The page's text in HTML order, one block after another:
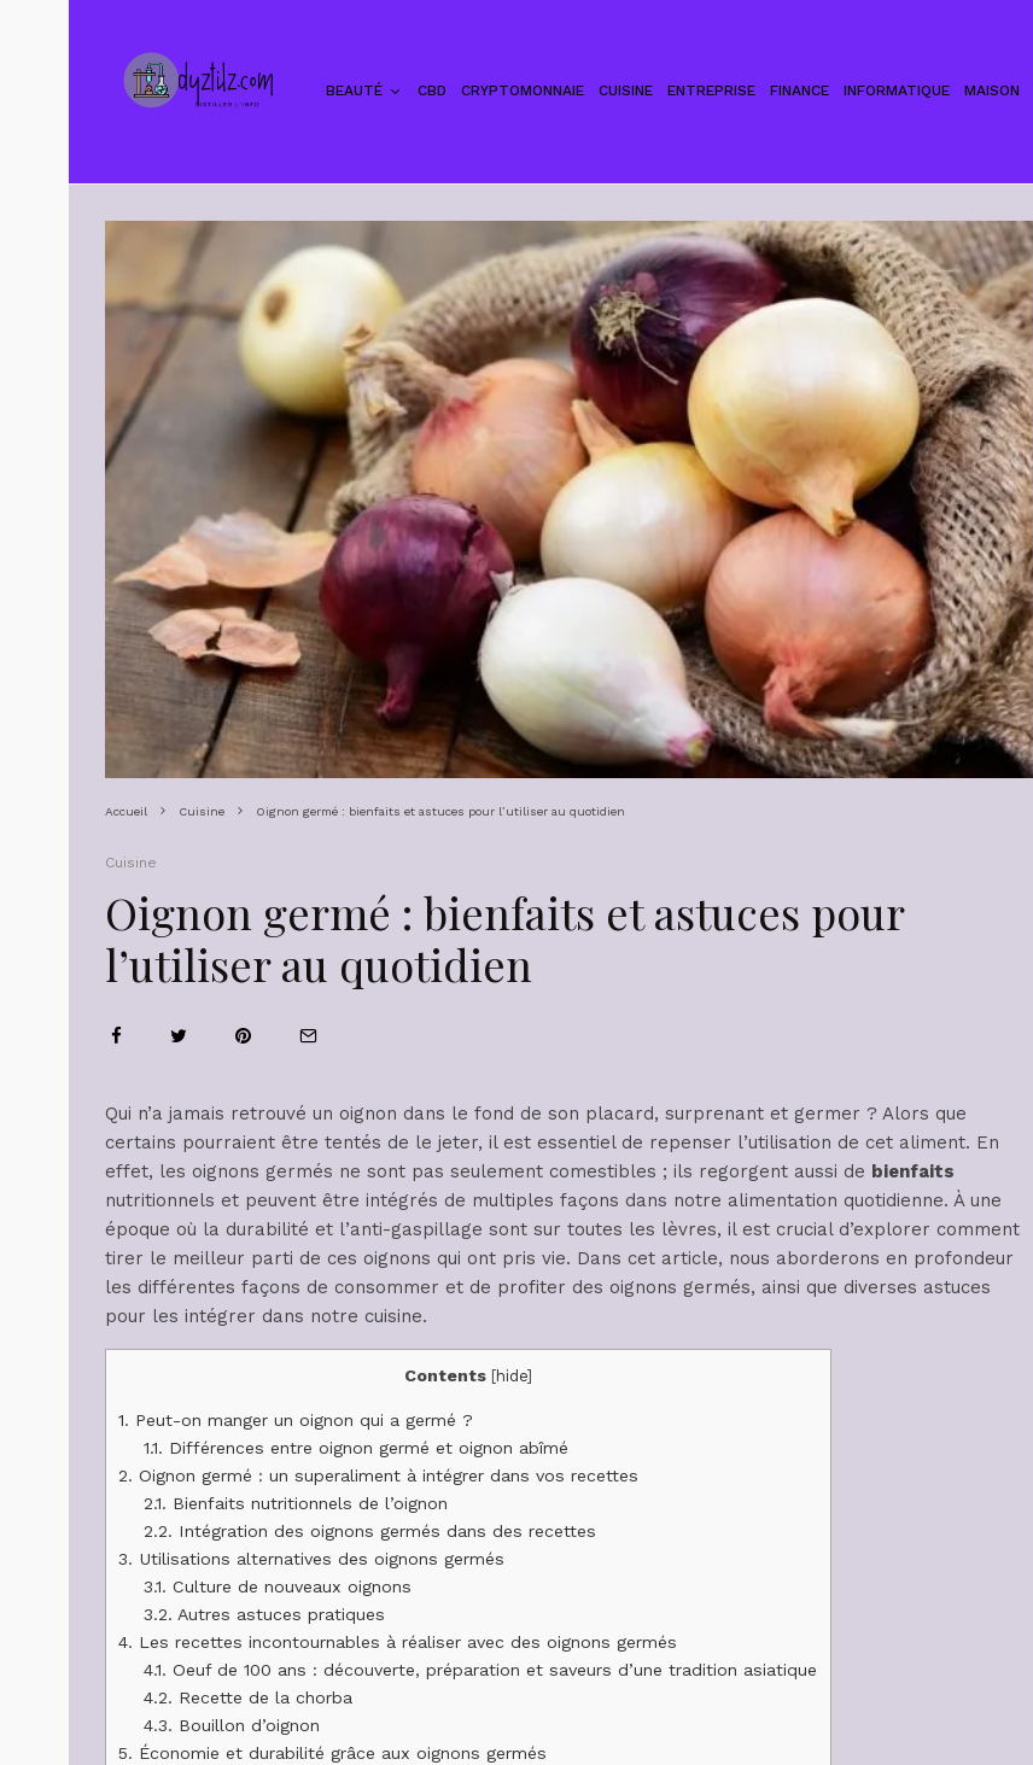
BEAUTÉ CBD CRYPTOMONNAIE CUISINE ENTREPRISE FINANCE INFORMATIQUE MAISON
Accueil Cuisine Oignon germé : bienfaits et astuces pour l’utiliser au quotidien
Cuisine
Oignon germé : bienfaits et astuces pour
l’utiliser au quotidien
Qui n’a jamais retrouvé un oignon dans le fond de son placard, surprenant et germer ? Alors que
certains pourraient être tentés de le jeter, il est essentiel de repenser l’utilisation de cet aliment. En
effet, les oignons germés ne sont pas seulement comestibles ; ils regorgent aussi de bienfaits
nutritionnels et peuvent être intégrés de multiples façons dans notre alimentation quotidienne. À une
époque où la durabilité et l’anti-gaspillage sont sur toutes les lèvres, il est crucial d’explorer comment
tirer le meilleur parti de ces oignons qui ont pris vie. Dans cet article, nous aborderons en profondeur
les différentes façons de consommer et de profiter des oignons germés, ainsi que diverses astuces
pour les intégrer dans notre cuisine.
Contents [hide]
1. Peut-on manger un oignon qui a germé ?
1.1. Différences entre oignon germé et oignon abîmé
2. Oignon germé : un superaliment à intégrer dans vos recettes
2.1. Bienfaits nutritionnels de l’oignon
2.2. Intégration des oignons germés dans des recettes
3. Utilisations alternatives des oignons germés
3.1. Culture de nouveaux oignons
3.2. Autres astuces pratiques
4. Les recettes incontournables à réaliser avec des oignons germés
4.1. Oeuf de 100 ans : découverte, préparation et saveurs d’une tradition asiatique
4.2. Recette de la chorba
4.3. Bouillon d’oignon
5. Économie et durabilité grâce aux oignons germés